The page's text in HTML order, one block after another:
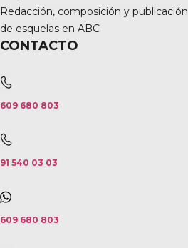
Redacción, composición y publicación
de esquelas en ABC
CONTACTO
609 680 803
91 540 03 03
609 680 803